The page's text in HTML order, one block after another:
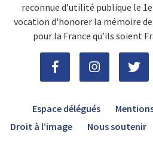
reconnue d’utilité publique le
vocation d'honorer la mémoire
pour la France qu’ils soient
Espace délégués
Droit à l’image
Nous soutenir